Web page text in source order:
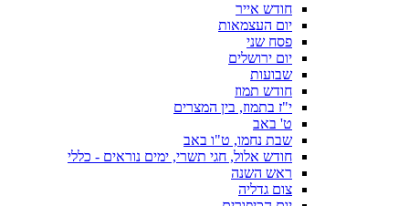
חודש אייר
יום העצמאות
פסח שני
יום ירושלים
שבועות
חודש תמוז
י"ז בתמוז, בין המצרים
ט' באב
שבת נחמו, ט"ו באב
חודש אלול, חגי תשרי, ימים נוראים - כללי
ראש השנה
צום גדליה